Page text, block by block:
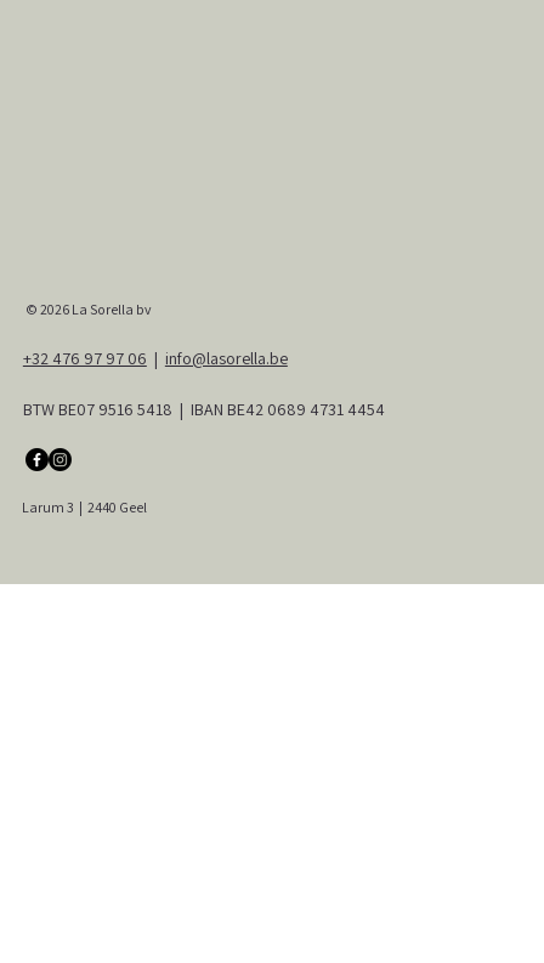
© 2026 La Sorella bv
Larum 3 | 2440 Geel
+32 476 97 97 06 | info@lasorella.be
BTW BE07 9516 5418 | IBAN BE42 0689 4731 4454